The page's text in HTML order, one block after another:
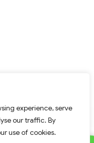
experience, serve
our traffic. By
use of cookies.